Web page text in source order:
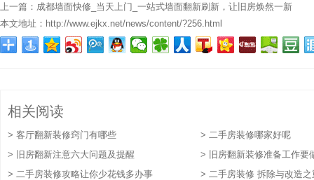
上一篇： 成都墙面快修_当天上门_一站式墙面翻新刷新，让旧房焕然一新
本文地址： http://www.ejkx.net/news/content/?256.html
相关阅读
> 客厅翻新装修窍门有哪些
> 二手房装修哪家好呢
> 旧房翻新注意六大问题及提醒
> 旧房翻新装修准备工作要
> 二手房装修攻略让你少花钱多办事
> 二手房装修 拆除与改造